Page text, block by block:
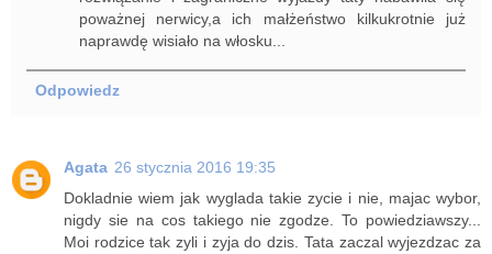
poważnej nerwicy,a ich małżeństwo kilkukrotnie już
naprawdę wisiało na włosku...
Odpowiedz
Agata 26 stycznia 2016 19:35
Dokladnie wiem jak wyglada takie zycie i nie, majac wybor,
nigdy sie na cos takiego nie zgodze. To powiedziawszy...
Moi rodzice tak zyli i zyja do dzis. Tata zaczal wyjezdzac za